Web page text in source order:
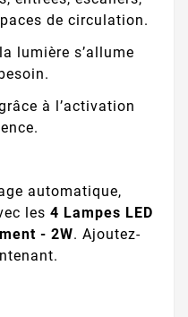
de circulation.
lumière s’allume
à l’activation
automatique,
les 4 Lampes LED
- 2W. Ajoutez-